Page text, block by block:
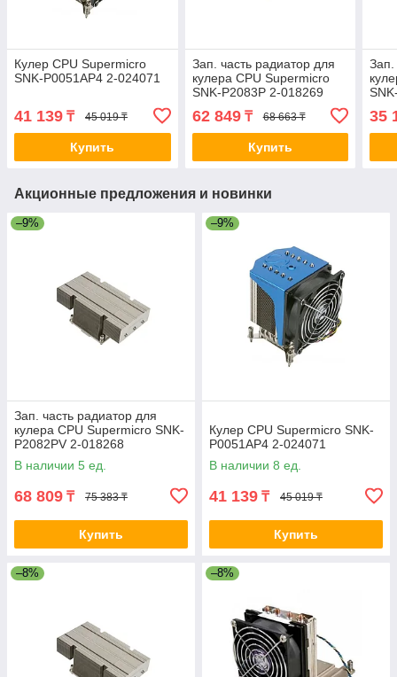
Кулер CPU Supermicro
SNK-P0051AP4 2-024071
41 139 ₸ 45 019 ₸
Купить
Зап. часть радиатор для
кулера CPU Supermicro
SNK-P2083P 2-018269
62 849₸ 68 663 ₸
Купить
Зап.
35
Акционные предложения и новинки
–9%
Зап. часть радиатор для
кулера CPU Supermicro SNK-
P2082PV 2-018268
В наличии 5 ед.
68 809 ₸ 75 383 ₸
Купить
–9%
Кулер CPU Supermicro SNK-
P0051AP4 2-024071
В наличии 8 ед.
41 139 ₸ 45 019 ₸
Купить
–8% –8%